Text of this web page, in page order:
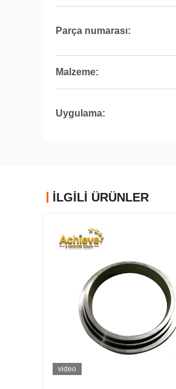
Parça numarası:
Malzeme:
Uygulama:
İLGİLİ ÜRÜNLER
video